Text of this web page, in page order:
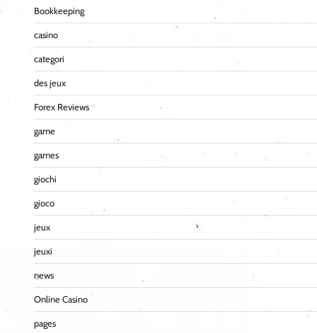
Bookkeeping
casino
categori
des jeux
Forex Reviews
game
games
giochi
gioco
jeux
jeuxi
news
Online Casino
pages